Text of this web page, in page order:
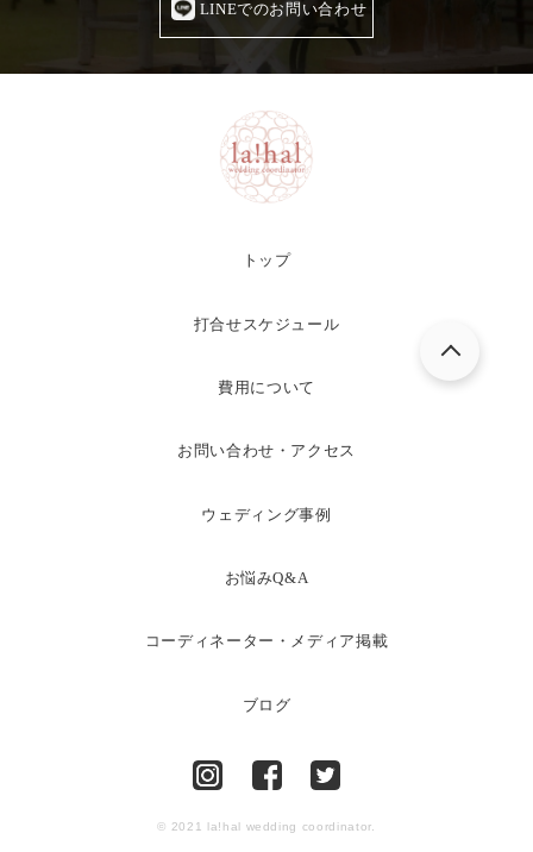
LINEでのお問い合わせ
トップ
打合せスケジュール
費用について
お問い合わせ・アクセス
ウェディング事例
お悩みQ&A
コーディネーター・メディア掲載
ブログ
© 2021 la!hal wedding coordinator.